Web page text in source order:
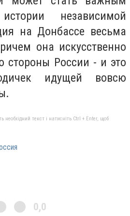
независимой
на Донбассе весьма
она искусственно
стороны России - и это
идущей вовсю
текст і натисніть Ctrl + Enter, щоб
0,0